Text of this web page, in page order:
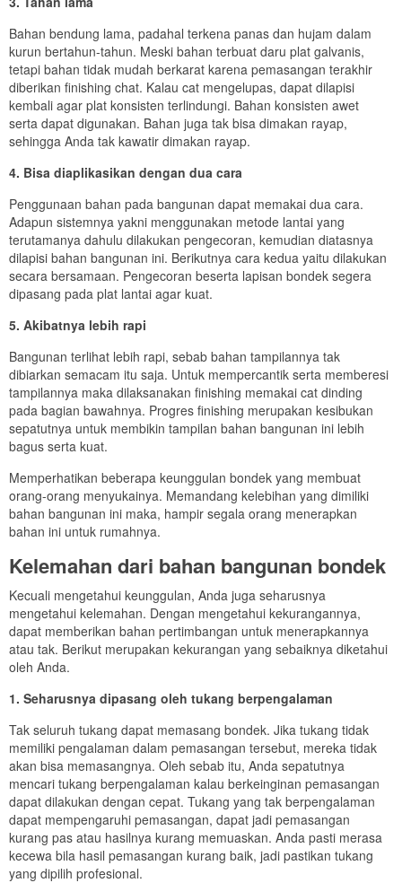
Bahan bendung lama, padahal terkena panas dan hujam dalam
kurun bertahun-tahun. Meski bahan terbuat daru plat galvanis,
tetapi bahan tidak mudah berkarat karena pemasangan terakhir
diberikan finishing chat. Kalau cat mengelupas, dapat dilapisi
kembali agar plat konsisten terlindungi. Bahan konsisten awet
serta dapat digunakan. Bahan juga tak bisa dimakan rayap,
sehingga Anda tak kawatir dimakan rayap.
4. Bisa diaplikasikan dengan dua cara
Penggunaan bahan pada bangunan dapat memakai dua cara.
Adapun sistemnya yakni menggunakan metode lantai yang
terutamanya dahulu dilakukan pengecoran, kemudian diatasnya
dilapisi bahan bangunan ini. Berikutnya cara kedua yaitu dilakukan
secara bersamaan. Pengecoran beserta lapisan bondek segera
dipasang pada plat lantai agar kuat.
5. Akibatnya lebih rapi
Bangunan terlihat lebih rapi, sebab bahan tampilannya tak
dibiarkan semacam itu saja. Untuk mempercantik serta memberesi
tampilannya maka dilaksanakan finishing memakai cat dinding
pada bagian bawahnya. Progres finishing merupakan kesibukan
sepatutnya untuk membikin tampilan bahan bangunan ini lebih
bagus serta kuat.
Memperhatikan beberapa keunggulan bondek yang membuat
orang-orang menyukainya. Memandang kelebihan yang dimiliki
bahan bangunan ini maka, hampir segala orang menerapkan
bahan ini untuk rumahnya.
Kelemahan dari bahan bangunan bondek
Kecuali mengetahui keunggulan, Anda juga seharusnya
mengetahui kelemahan. Dengan mengetahui kekurangannya,
dapat memberikan bahan pertimbangan untuk menerapkannya
atau tak. Berikut merupakan kekurangan yang sebaiknya diketahui
oleh Anda.
1. Seharusnya dipasang oleh tukang berpengalaman
Tak seluruh tukang dapat memasang bondek. Jika tukang tidak
memiliki pengalaman dalam pemasangan tersebut, mereka tidak
akan bisa memasangnya. Oleh sebab itu, Anda sepatutnya
mencari tukang berpengalaman kalau berkeinginan pemasangan
dapat dilakukan dengan cepat. Tukang yang tak berpengalaman
dapat mempengaruhi pemasangan, dapat jadi pemasangan
kurang pas atau hasilnya kurang memuaskan. Anda pasti merasa
kecewa bila hasil pemasangan kurang baik, jadi pastikan tukang
yang dipilih profesional.